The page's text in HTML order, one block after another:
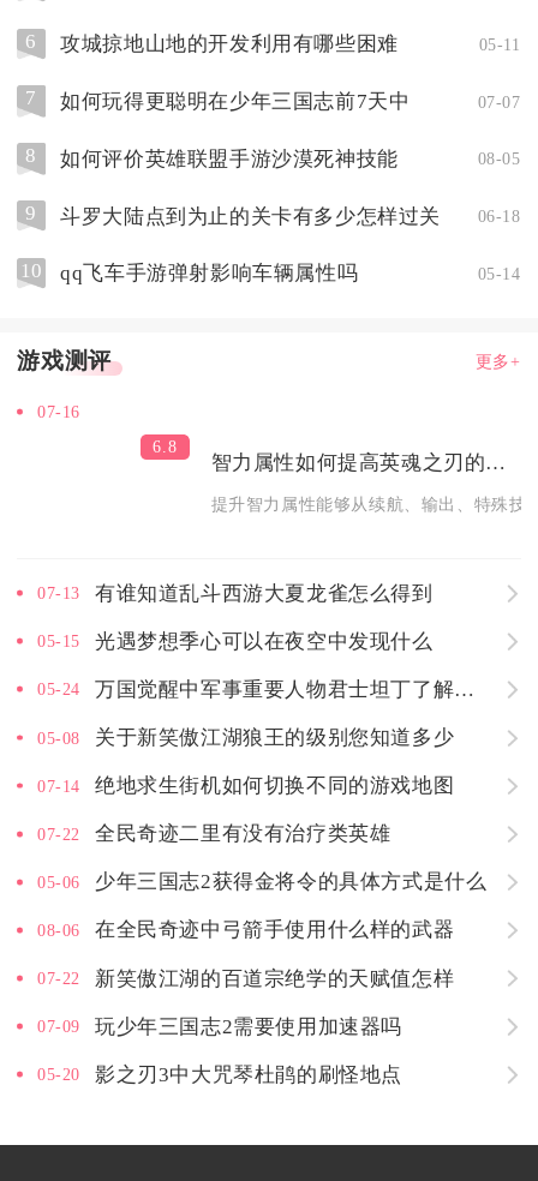
6 攻城掠地山地的开发利用有哪些困难 05-11
7 如何玩得更聪明在少年三国志前7天中 07-07
8 如何评价英雄联盟手游沙漠死神技能 08-05
9 斗罗大陆点到为止的关卡有多少怎样过关 06-18
10 qq飞车手游弹射影响车辆属性吗 05-14
游戏测评 更多+
07-16
6.8
智力属性如何提高英魂之刃的整体实力
提升智力属性能够从续航、输出、特殊技
07-13 有谁知道乱斗西游大夏龙雀怎么得到
05-15 光遇梦想季心可以在夜空中发现什么
05-24 万国觉醒中军事重要人物君士坦丁了解一下
05-08 关于新笑傲江湖狼王的级别您知道多少
07-14 绝地求生街机如何切换不同的游戏地图
07-22 全民奇迹二里有没有治疗类英雄
05-06 少年三国志2获得金将令的具体方式是什么
08-06 在全民奇迹中弓箭手使用什么样的武器
07-22 新笑傲江湖的百道宗绝学的天赋值怎样
07-09 玩少年三国志2需要使用加速器吗
05-20 影之刃3中大咒琴杜鹃的刷怪地点